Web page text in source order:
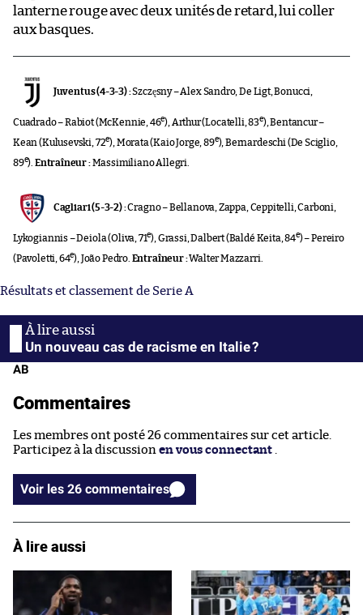
lanterne rouge avec deux unités de retard, lui coller
aux basques.
Juventus (4-3-3) :Szczęsny – Alex Sandro, De Ligt, Bonucci,
Cuadrado – Rabiot (McKennie, 46e), Arthur (Locatelli, 83e), Bentancur –
Kean (Kulusevski, 72e), Morata (Kaio Jorge, 89e), Bernardeschi (De Sciglio,
89e). Entraîneur :Massimiliano Allegri.
Cagliari (5-3-2) :Cragno – Bellanova, Zappa, Ceppitelli, Carboni,
Lykogiannis – Deiola (Oliva, 71e), Grassi, Dalbert (Baldé Keita, 84e) – Pereiro
(Pavoletti, 64e), João Pedro. Entraîneur :Walter Mazzarri.
Résultats et classement de Serie A
Un nouveau cas de racisme en Italie ?
AB
Commentaires
Les membres ont posté 26 commentaires sur cet article.
Participez à la discussion en vous connectant
Voir les 26 commentaires
À lire aussi